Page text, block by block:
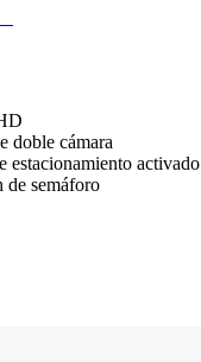
doble cámara
estacionamiento activado
de semáforo